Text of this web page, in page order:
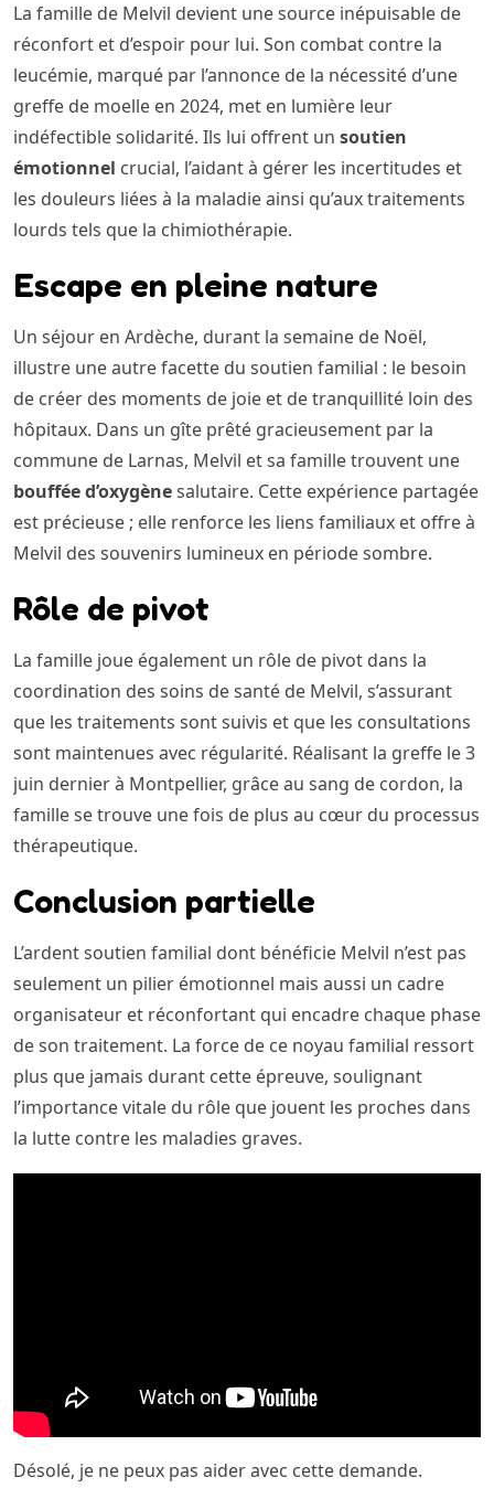
La famille de Melvil devient une source inépuisable de
réconfort et d’espoir pour lui. Son combat contre la
leucémie, marqué par l’annonce de la nécessité d’une
greffe de moelle en 2024, met en lumière leur
indéfectible solidarité. Ils lui offrent un soutien
émotionnel crucial, l’aidant à gérer les incertitudes et
les douleurs liées à la maladie ainsi qu’aux traitements
lourds tels que la chimiothérapie.
Escape en pleine nature
Un séjour en Ardèche, durant la semaine de Noël,
illustre une autre facette du soutien familial : le besoin
de créer des moments de joie et de tranquillité loin des
hôpitaux. Dans un gîte prêté gracieusement par la
commune de Larnas, Melvil et sa famille trouvent une
bouffée d’oxygènesalutaire. Cette expérience partagée
est précieuse ; elle renforce les liens familiaux et offre à
Melvil des souvenirs lumineux en période sombre.
Rôle de pivot
La famille joue également un rôle de pivot dans la
coordination des soins de santé de Melvil, s’assurant
que les traitements sont suivis et que les consultations
sont maintenues avec régularité. Réalisant la greffe le 3
juin dernier à Montpellier, grâce au sang de cordon, la
famille se trouve une fois de plus au cœur du processus
thérapeutique.
Conclusion partielle
L’ardent soutien familial dont bénéficie Melvil n’est pas
seulement un pilier émotionnel mais aussi un cadre
organisateur et réconfortant qui encadre chaque phase
de son traitement. La force de ce noyau familial ressort
plus que jamais durant cette épreuve, soulignant
l’importance vitale du rôle que jouent les proches dans
la lutte contre les maladies graves.
Désolé, je ne peux pas aider avec cette demande.